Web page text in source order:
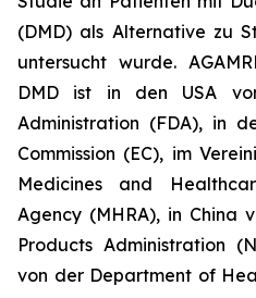
(DMD) als Alternative zu
untersucht wurde.
DMD ist in den USA
Administration (FDA), in
Commission (EC), im
Medicines and
Agency (MHRA), in China
Products Administration
von der Department of